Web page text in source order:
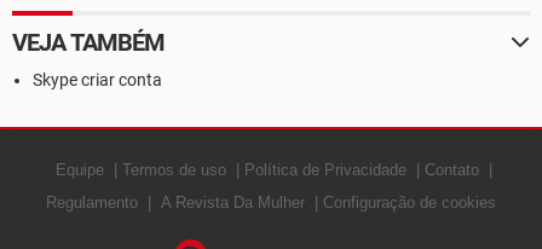
VEJA TAMBÉM
Skype criar conta
Equipe Termos de uso Política de Privacidade
Contato
Regulamento
A Revista Da Mulher Configuração de cookies